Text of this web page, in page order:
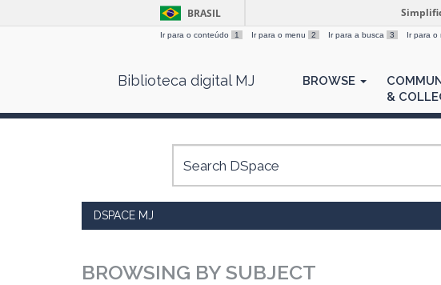
BRASIL
Ir para o conteúdo 1 Ir para o menu 2 Ir para a busca 3 Ir para o
Biblioteca digital MJ BROWSE
&
DSPACE MJ
BROWSING BY SUBJECT